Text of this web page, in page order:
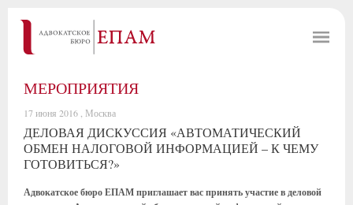
МЕРОПРИЯТИЯ
17 июня 2016 , Москва
ДЕЛОВАЯ ДИСКУССИЯ «АВТОМАТИЧЕСКИЙ
ОБМЕН НАЛОГОВОЙ ИНФОРМАЦИЕЙ – К ЧЕМУ
ГОТОВИТЬСЯ?»
Адвокатское бюро ЕПАМ приглашает вас принять участие в деловой